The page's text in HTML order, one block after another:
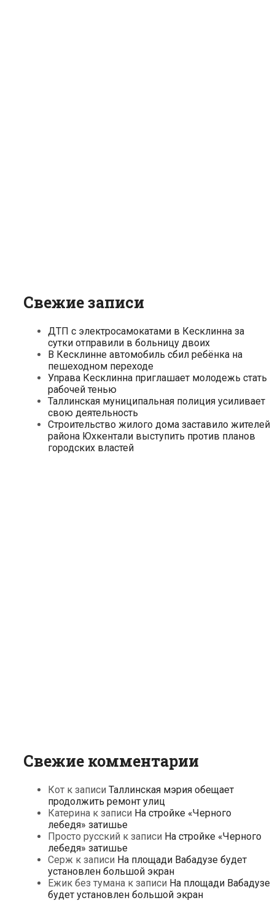
Свежие записи
ДТП с электросамокатами в Кесклинна за
сутки отправили в больницу двоих
В Кесклинне автомобиль сбил ребёнка на
пешеходном переходе
Управа Кесклинна приглашает молодежь стать
рабочей тенью
Таллинская муниципальная полиция усиливает
свою деятельность
Строительство жилого дома заставило жителей
района Юхкентали выступить против планов
городских властей
Свежие комментарии
Кот к записи Таллинская мэрия обещает
продолжить ремонт улиц
Катерина к записи На стройке «Черного
лебедя» затишье
Просто русский к записи На стройке «Черного
лебедя» затишье
Серж к записи На площади Вабадузе будет
установлен большой экран
Ежик без тумана к записи На площади Вабадузе
будет установлен большой экран